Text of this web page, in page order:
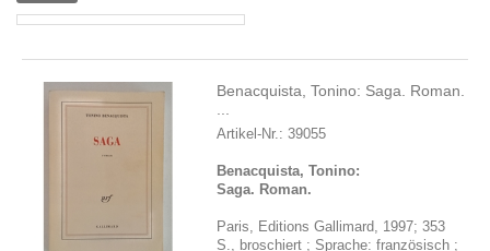
Benacquista, Tonino: Saga. Roman.
Artikel-Nr.: 39055
Benacquista, Tonino:
Saga. Roman.
Paris, Editions Gallimard, 1997; 353
S., broschiert ; Sprache: französisch ;